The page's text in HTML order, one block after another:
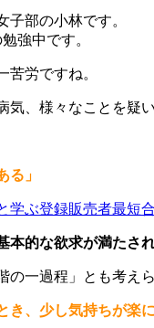
子部の小林です。
強中です。
労ですね。
、様々なことを疑
る」
学ぶ登録販売者最短
本的な欲求が満たさ
一過程」とも考え
き、少し気持ちが楽に